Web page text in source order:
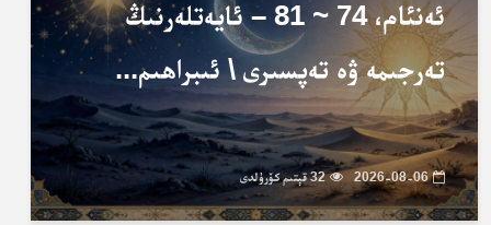
ئەنئام، 74 ~ 81 – ئايەتلەرنىڭ
تەرجىمە ۋە تەپسىرى \ ئىبراھىم...
2026-08-06 32 قېتىم كۆرۈلدى